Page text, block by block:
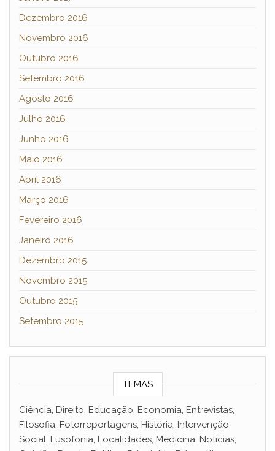
Dezembro 2016
Novembro 2016
Outubro 2016
Setembro 2016
Agosto 2016
Julho 2016
Junho 2016
Maio 2016
Abril 2016
Março 2016
Fevereiro 2016
Janeiro 2016
Dezembro 2015
Novembro 2015
Outubro 2015
Setembro 2015
TEMAS
Ciência, Direito, Educação, Economia, Entrevistas,
Filosofia, Fotorreportagens, História, Intervenção
Social, Lusofonia, Localidades, Medicina, Noticias,